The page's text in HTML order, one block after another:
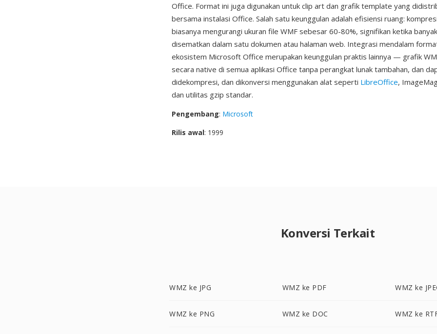
Office. Format ini juga digunakan untuk clip art dan grafik template yang
bersama instalasi Office. Salah satu keunggulan adalah efisiensi ruang:
biasanya mengurangi ukuran file WMF sebesar 60-80%, signifikan ketika
disematkan dalam satu dokumen atau halaman web. Integrasi mendalam
ekosistem Microsoft Office merupakan keunggulan praktis lainnya — grafik
secara native di semua aplikasi Office tanpa perangkat lunak tambahan, dan
didekompresi, dan dikonversi menggunakan alat seperti LibreOffice,
dan utilitas gzip standar.
Pengembang: Microsoft
Rilis awal: 1999
Konversi Terkait
WMZ ke JPG WMZ ke PDF WMZ ke
WMZ ke PNG WMZ ke DOC WMZ ke